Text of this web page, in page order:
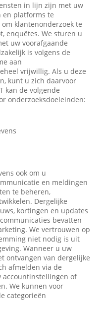
in lijn zijn met uw
en platforms te
klantenonderzoek te
enquêtes. We sturen u
uw voorafgaande
is volgens de
aan
vrijwillig. Als u deze
kunt u zich daarvoor
kan de volgende
onderzoeksdoeleinden:
ook om u
en meldingen
te beheren,
Dergelijke
kortingen en updates
bevatten
We vertrouwen op
niet nodig is uit
Wanneer u uw
ontvangen van dergelijke
afmelden via de
of
We kunnen voor
categorieën